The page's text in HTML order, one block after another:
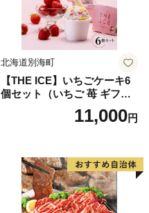
北海道別海町
【THE ICE】いちごケーキ6
個セット（いちご 苺 ギフト
ふるさと納税 高評価 アイス I
CE 生乳 別海町産 北海道 ア
イーツ 大人気 ケーキ ふるさ
と納税 ジェラート）
11,000円